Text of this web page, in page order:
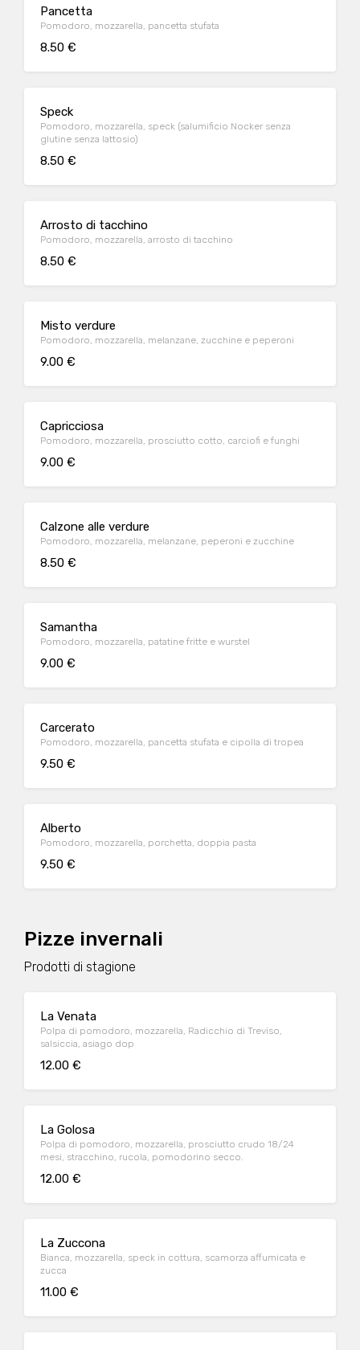
Pancetta
Pomodoro, mozzarella, pancetta stufata
8.50 €
Speck
Pomodoro, mozzarella, speck (salumificio Nocker senza
glutine senza lattosio)
8.50 €
Arrosto di tacchino
Pomodoro, mozzarella, arrosto di tacchino
8.50 €
Misto verdure
Pomodoro, mozzarella, melanzane, zucchine e peperoni
9.00 €
Capricciosa
Pomodoro, mozzarella, prosciutto cotto, carciofi e funghi
9.00 €
Calzone alle verdure
Pomodoro, mozzarella, melanzane, peperoni e zucchine
8.50 €
Samantha
Pomodoro, mozzarella, patatine fritte e wurstel
9.00 €
Carcerato
Pomodoro, mozzarella, pancetta stufata e cipolla di tropea
9.50 €
Alberto
Pomodoro, mozzarella, porchetta, doppia pasta
9.50 €
Pizze invernali
Prodotti di stagione
La Venata
Polpa di pomodoro, mozzarella, Radicchio di Treviso,
salsiccia, asiago dop
12.00 €
La Golosa
Polpa di pomodoro, mozzarella, prosciutto crudo 18/24
mesi, stracchino, rucola, pomodorino secco.
12.00 €
La Zuccona
Bianca, mozzarella, speck in cottura, scamorza affumicata e
zucca
11.00 €